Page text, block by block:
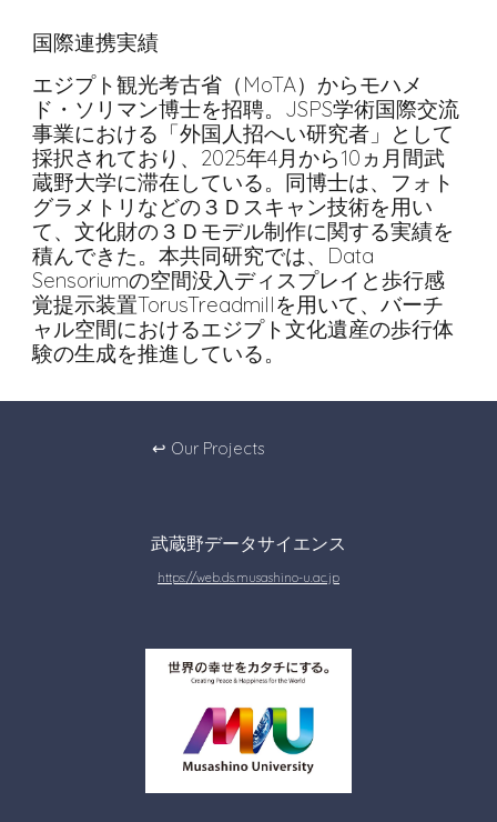
国際連携実績
エジプト観光考古省（MoTA）からモハメ
ド・ソリマン博士を招聘。JSPS学術国際交流
事業における「外国人招へい研究者」として
採択されており、2025年4月から10ヵ月間武
蔵野大学に滞在している。同博士は、フォト
グラメトリなどの３Ｄスキャン技術を用い
て、文化財の３Ｄモデル制作に関する実績を
積んできた。本共同研究では、Data
Sensoriumの空間没入ディスプレイと歩行感
覚提示装置TorusTreadmillを用いて、バーチ
ャル空間におけるエジプト文化遺産の歩行体
験の生成を推進している。
↩︎ Our Projects
武蔵野データサイエンス
https://web.ds.musashino-u.ac.jp